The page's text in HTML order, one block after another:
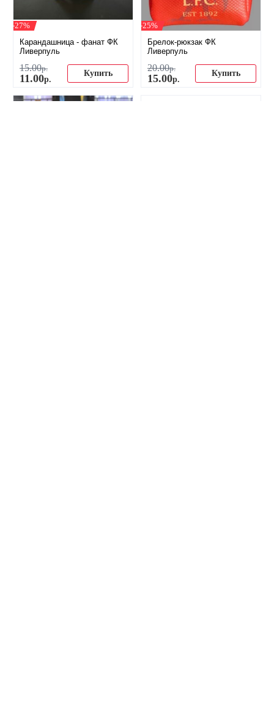
-27%
Карандашница - фанат ФК
Ливерпуль
15.00р.
11.00р.
Купить
-25%
Брелок-рюкзак ФК
Ливерпуль
20.00р.
15.00р.
Купить